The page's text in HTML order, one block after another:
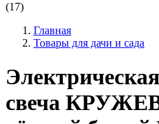
(17)
Главная
Товары для дачи и сада
свеча